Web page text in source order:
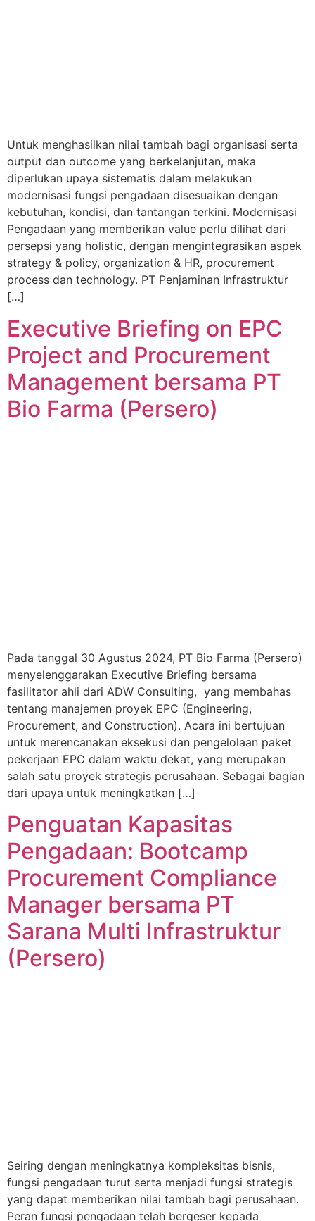
Untuk menghasilkan nilai tambah bagi organisasi serta
output dan outcome yang berkelanjutan, maka
diperlukan upaya sistematis dalam melakukan
modernisasi fungsi pengadaan disesuaikan dengan
kebutuhan, kondisi, dan tantangan terkini. Modernisasi
Pengadaan yang memberikan value perlu dilihat dari
persepsi yang holistic, dengan mengintegrasikan aspek
strategy & policy, organization & HR, procurement
process dan technology. PT Penjaminan Infrastruktur
[…]
Executive Briefing on EPC
Project and Procurement
Management bersama PT
Bio Farma (Persero)
Pada tanggal 30 Agustus 2024, PT Bio Farma (Persero)
menyelenggarakan Executive Briefing bersama
fasilitator ahli dari ADW Consulting, yang membahas
tentang manajemen proyek EPC (Engineering,
Procurement, and Construction). Acara ini bertujuan
untuk merencanakan eksekusi dan pengelolaan paket
pekerjaan EPC dalam waktu dekat, yang merupakan
salah satu proyek strategis perusahaan. Sebagai bagian
dari upaya untuk meningkatkan […]
Penguatan Kapasitas
Pengadaan: Bootcamp
Procurement Compliance
Manager bersama PT
Sarana Multi Infrastruktur
(Persero)
Seiring dengan meningkatnya kompleksitas bisnis,
fungsi pengadaan turut serta menjadi fungsi strategis
yang dapat memberikan nilai tambah bagi perusahaan.
Peran fungsi pengadaan telah bergeser kepada